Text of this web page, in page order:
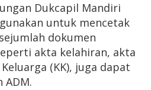
Dukcapil Mandiri
untuk mencetak
dokumen
akta kelahiran, akta
(KK), juga dapat
ADM.